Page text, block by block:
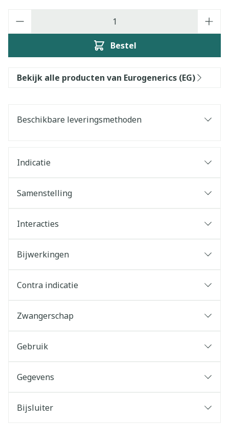
Bestel
Bekijk alle producten van Eurogenerics (EG)
Beschikbare leveringsmethoden
Indicatie
Samenstelling
Interacties
Bijwerkingen
Contra indicatie
Zwangerschap
Gebruik
Gegevens
Bijsluiter